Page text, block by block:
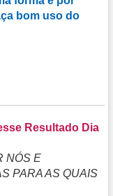
bom uso do
Resultado Dia
NÓS E
PARA AS QUAIS